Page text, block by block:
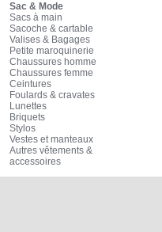
Sac & Mode
Sacs à main
Sacoche & cartable
Valises & Bagages
Petite maroquinerie
Chaussures homme
Chaussures femme
Ceintures
Foulards & cravates
Lunettes
Briquets
Stylos
Vestes et manteaux
Autres vêtements &
accessoires